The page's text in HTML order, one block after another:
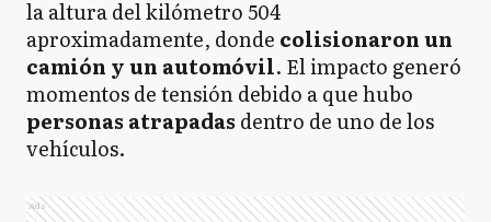
la altura del kilómetro 504
aproximadamente, donde colisionaron un
camión y un automóvil. El impacto generó
momentos de tensión debido a que hubo
personas atrapadas dentro de uno de los
vehículos.
Ads